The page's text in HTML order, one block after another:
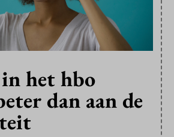
het hbo
dan aan de